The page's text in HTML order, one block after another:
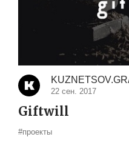
22 сен. 2017
Giftwill
#проекты